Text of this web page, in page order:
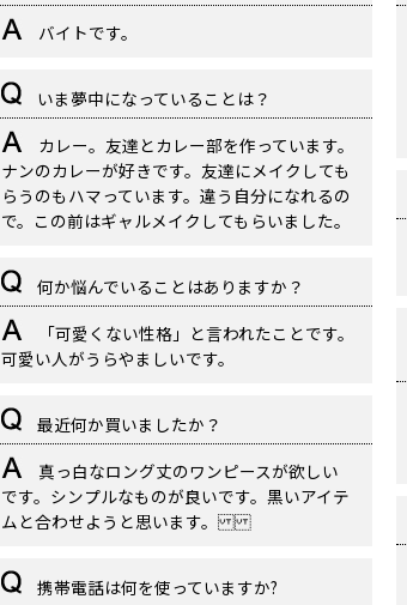
バイトです。
いま夢中になっていることは？
カレー。友達とカレー部を作っています。
ナンのカレーが好きです。友達にメイクしても
らうのもハマっています。違う自分になれるの
で。この前はギャルメイクしてもらいました。
何か悩んでいることはありますか？
「可愛くない性格」と言われたことです。
可愛い人がうらやましいです。
最近何か買いましたか？
真っ白なロング丈のワンピースが欲しい
です。シンプルなものが良いです。黒いアイテ
ムと合わせようと思います。
携帯電話は何を使っていますか?